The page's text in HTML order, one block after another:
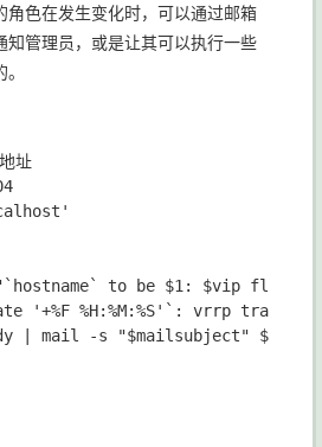
角色在发生变化时，可以通过邮箱
知管理员，或是让其可以执行一些
址
to be $1: $vip
'+%F %H:%M:%S'`: vrrp
| mail -s "$mailsubject"